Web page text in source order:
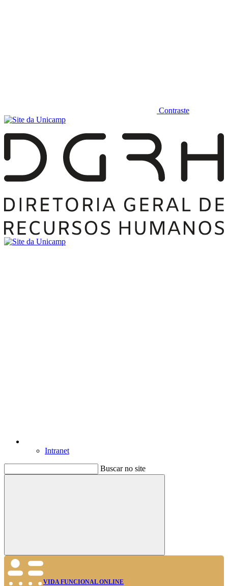
Contraste
Intranet
Buscar no site
Buscar
VIDA FUNCIONAL ONLINE